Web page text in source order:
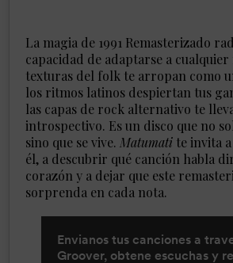
La magia de 1991 Remasterizado
capacidad de adaptarse a
texturas del folk te arropan como
los ritmos latinos despiertan tus
las capas de rock alternativo te
introspectivo. Es un disco que no
sino que se vive. Matumati te invita
él, a descubrir qué canción habla
corazón y a dejar que este
sorprenda en cada nota.